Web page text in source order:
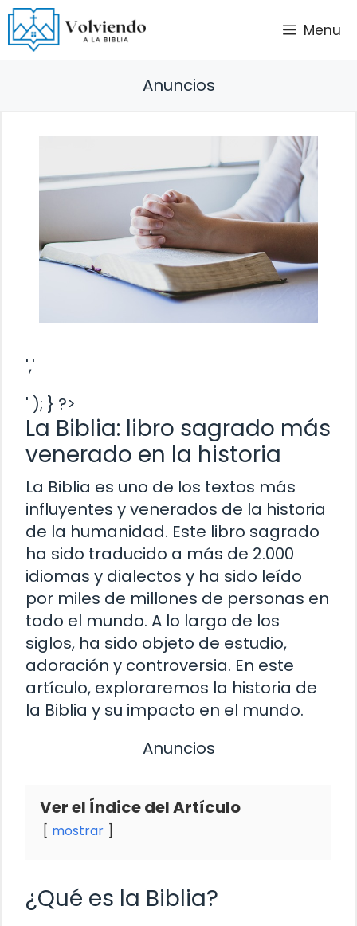
Saltar
al
contenido
Menu
Anuncios
','
' ); } ?>
La Biblia: libro sagrado más
venerado en la historia
La Biblia es uno de los textos más
influyentes y venerados de la historia
de la humanidad. Este libro sagrado
ha sido traducido a más de 2.000
idiomas y dialectos y ha sido leído
por miles de millones de personas en
todo el mundo. A lo largo de los
siglos, ha sido objeto de estudio,
adoración y controversia. En este
artículo, exploraremos la historia de
la Biblia y su impacto en el mundo.
Anuncios
Ver el Índice del Artículo
mostrar
¿Qué es la Biblia?